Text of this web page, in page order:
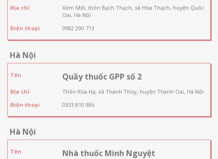
Địa chỉ
Xóm Mới, thôn Bạch Thạch, xã Hòa Thạch, huyện Quốc
Oai, Hà Nội
Điện thoại
0982 290 713
Hà Nội
Tên Quầy thuốc GPP số 2
Địa chỉ
Thôn Rùa Hạ, xã Thanh Thùy, huyện Thanh Oai, Hà Nội
Điện thoại
0333 810 986
Hà Nội
Tên Nhà thuốc Minh Nguyệt